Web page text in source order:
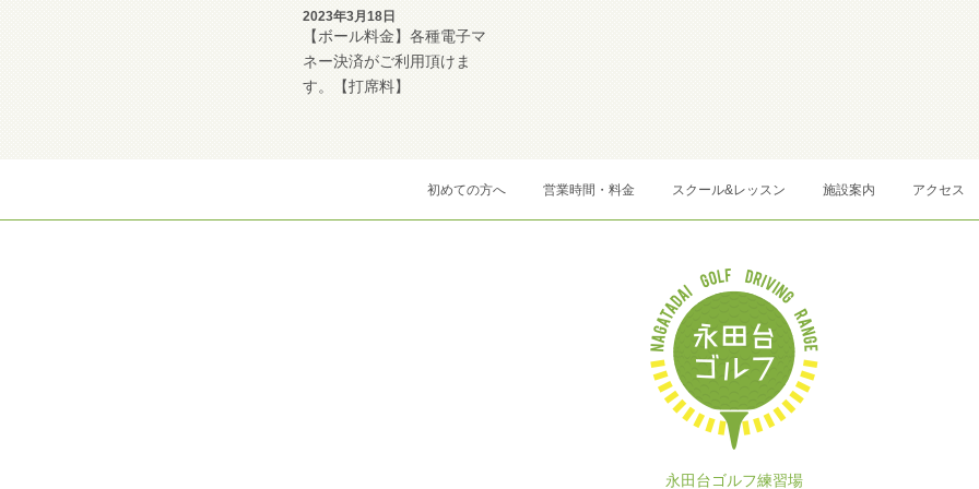
2023年3月18日
【ボール料金】各種電子マ
ネー決済がご利用頂けま
す。【打席料】
初めての方へ 営業時間・料金 スクール&レッスン 施設案内 アクセス
永田台ゴルフ練習場